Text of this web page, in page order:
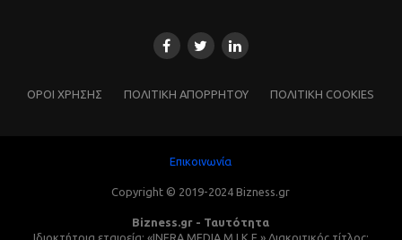
ΌΡΟΙ ΧΡΗΣΗΣ ΠΟΛΙΤΙΚΗ ΑΠΟΡΡΗΤΟΥ ΠΟΛΙΤΙΚΗ COOKIES
Επικοινωνία
Copyright © 2019-2024 Bizness.gr
Bizness.gr - Ταυτότητα